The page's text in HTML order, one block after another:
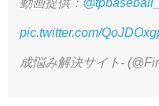
動画提供：
pic.twitter.com/
成悩み解決サイト-